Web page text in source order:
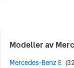
Modeller av
Mercedes-Benz E